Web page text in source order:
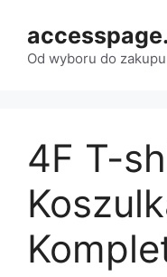
treściOd wyboru do
4F T-